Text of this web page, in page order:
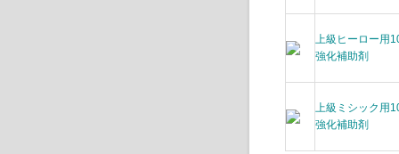
上級ヒーロー用
強化補助剤
上級ミシック用
強化補助剤